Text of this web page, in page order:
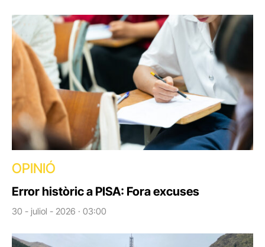
OPINIÓ
Error històric a PISA: Fora excuses
30 - juliol - 2026 · 03:00